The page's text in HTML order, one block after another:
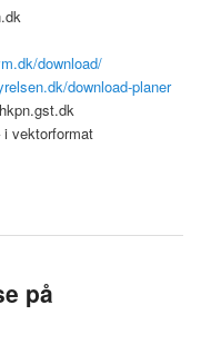
download/
download-planer
vektorformat
på